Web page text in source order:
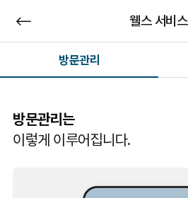
웰스 서비스
방문관리
방문관리는
이렇게 이루어집니다.